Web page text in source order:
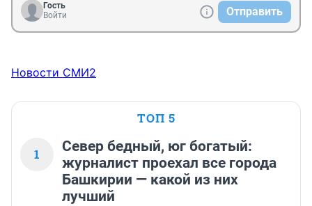
Гость
Войти
Отправить
Новости СМИ2
ТОП 5
1
Север бедный, юг богатый:
журналист проехал все города
Башкирии — какой из них
лучший